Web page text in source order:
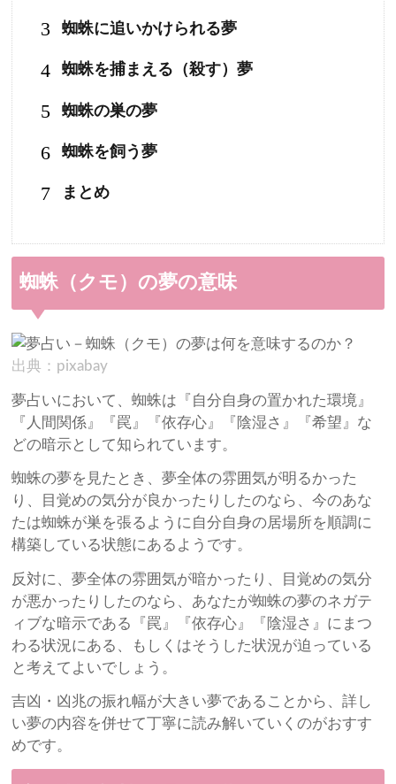
3 蜘蛛に追いかけられる夢
4 蜘蛛を捕まえる（殺す）夢
5 蜘蛛の巣の夢
6 蜘蛛を飼う夢
7 まとめ
蜘蛛（クモ）の夢の意味
出典：pixabay
夢占いにおいて、蜘蛛は『自分自身の置かれた環境』
『人間関係』『罠』『依存心』『陰湿さ』『希望』な
どの暗示として知られています。
蜘蛛の夢を見たとき、夢全体の雰囲気が明るかった
り、目覚めの気分が良かったりしたのなら、今のあな
たは蜘蛛が巣を張るように自分自身の居場所を順調に
構築している状態にあるようです。
反対に、夢全体の雰囲気が暗かったり、目覚めの気分
が悪かったりしたのなら、あなたが蜘蛛の夢のネガテ
ィブな暗示である『罠』『依存心』『陰湿さ』にまつ
わる状況にある、もしくはそうした状況が迫っている
と考えてよいでしょう。
吉凶・凶兆の振れ幅が大きい夢であることから、詳し
い夢の内容を併せて丁寧に読み解いていくのがおすす
めです。